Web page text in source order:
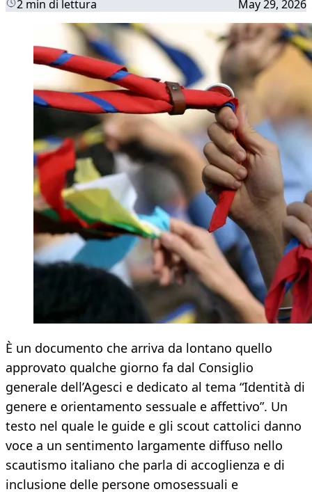
2 min di lettura May 29, 2026
È un documento che arriva da lontano quello
approvato qualche giorno fa dal Consiglio
generale dell’Agesci e dedicato al tema “Identità di
genere e orientamento sessuale e affettivo”. Un
testo nel quale le guide e gli scout cattolici danno
voce a un sentimento largamente diffuso nello
scautismo italiano che parla di accoglienza e di
inclusione delle persone omosessuali e